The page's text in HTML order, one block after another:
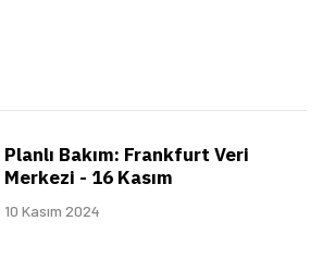
Planlı Bakım: Frankfurt Veri
Merkezi - 16 Kasım
10 Kasım 2024